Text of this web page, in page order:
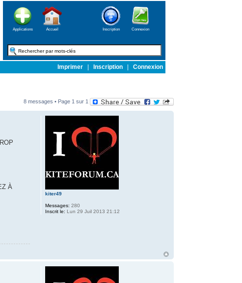
Applications Accueil Inscription Connexion
Imprimer Inscription Connexion
8 messages • Page 1 sur 1
À
kiter49
Messages: 280
Inscrit le: Lun 29 Juil 2013 21:12